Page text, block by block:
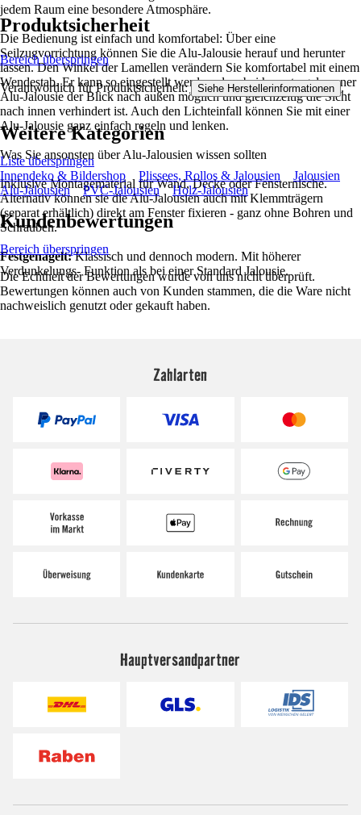
jedem Raum eine besondere Atmosphäre.
Die Bedienung ist einfach und komfortabel: Über eine
Seilzugvorrichtung können Sie die Alu-Jalousie herauf und herunter
lassen. Den Winkel der Lamellen verändern Sie komfortabel mit einem
Wendestab. Er kann so eingestellt werden, dass bei heruntergelassener
Alu-Jalousie der Blick nach außen möglich und gleichzeitig die Sicht
nach innen verhindert ist. Auch den Lichteinfall können Sie mit einer
Alu-Jalousie ganz einfach regeln und lenken.
Was Sie ansonsten über Alu-Jalousien wissen sollten
Inklusive Montagematerial für Wand, Decke oder Fensternische.
Alternativ können sie die Alu-Jalousien auch mit Klemmträgern
(separat erhältlich) direkt am Fenster fixieren - ganz ohne Bohren und
Schrauben.
Festgenagelt:Klassisch und dennoch modern. Mit höherer
Verdunkelungs- Funktion als bei einer Standard Jalousie.
Produktsicherheit
Bereich überspringen
Verantwortlich für Produktsicherheit: Siehe Herstellerinformationen .
Weitere Kategorien
Liste überspringen
Innendeko & Bildershop
Plissees, Rollos & Jalousien
Jalousien
Alu-Jalousien
PVC-Jalousien Holz-Jalousien
Kundenbewertungen
Bereich überspringen
Die Echtheit der Bewertungen wurde von uns nicht überprüft.
Bewertungen können auch von Kunden stammen, die die Ware nicht
nachweislich genutzt oder gekauft haben.
Zahlarten
Hauptversandpartner